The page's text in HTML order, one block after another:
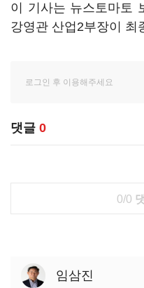
이 기사는 뉴스토마토
강영관 산업2부장이 최
댓글 0
0/0
임삼진